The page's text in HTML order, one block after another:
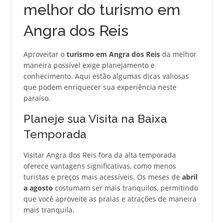
melhor do turismo em
Angra dos Reis
Aproveitar o turismo em Angra dos Reisda melhor
maneira possível exige planejamento e
conhecimento. Aqui estão algumas dicas valiosas
que podem enriquecer sua experiência neste
paraíso.
Planeje sua Visita na Baixa
Temporada
Visitar Angra dos Reis fora da alta temporada
oferece vantagens significativas, como menos
turistas e preços mais acessíveis. Os meses de abril
a agosto costumam ser mais tranquilos, permitindo
que você aproveite as praias e atrações de maneira
mais tranquila.